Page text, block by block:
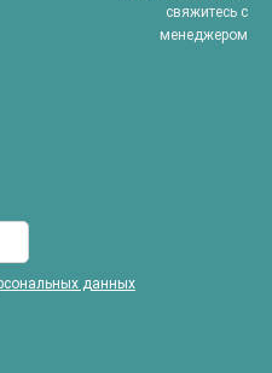
свяжитесь с
менеджером
данных